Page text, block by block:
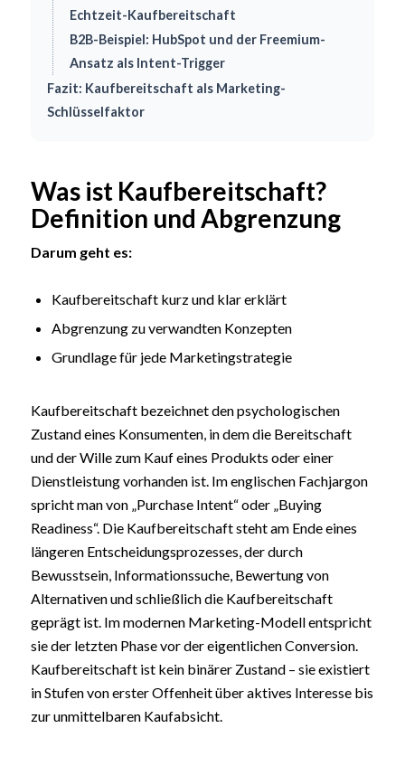
Echtzeit-Kaufbereitschaft
B2B-Beispiel: HubSpot und der Freemium-
Ansatz als Intent-Trigger
Fazit: Kaufbereitschaft als Marketing-
Schlüsselfaktor
Was ist Kaufbereitschaft?
Definition und Abgrenzung
Darum geht es:
Kaufbereitschaft kurz und klar erklärt
Abgrenzung zu verwandten Konzepten
Grundlage für jede Marketingstrategie
Kaufbereitschaft bezeichnet den psychologischen
Zustand eines Konsumenten, in dem die Bereitschaft
und der Wille zum Kauf eines Produkts oder einer
Dienstleistung vorhanden ist. Im englischen Fachjargon
spricht man von „Purchase Intent“ oder „Buying
Readiness“. Die Kaufbereitschaft steht am Ende eines
längeren Entscheidungsprozesses, der durch
Bewusstsein, Informationssuche, Bewertung von
Alternativen und schließlich die Kaufbereitschaft
geprägt ist. Im modernen Marketing-Modell entspricht
sie der letzten Phase vor der eigentlichen Conversion.
Kaufbereitschaft ist kein binärer Zustand – sie existiert
in Stufen von erster Offenheit über aktives Interesse bis
zur unmittelbaren Kaufabsicht.